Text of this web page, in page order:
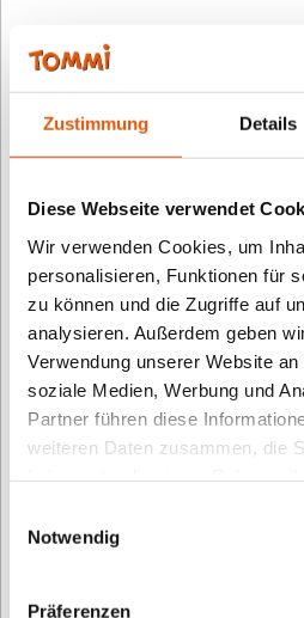
Zustimmung Details
Diese Webseite verwendet
Wir verwenden Cookies, um
personalisieren, Funktionen für
zu können und die Zugriffe auf
analysieren. Außerdem geben
Verwendung unserer Website
soziale Medien, Werbung und
Partner führen diese
weiteren Daten zusammen, die
Notwendig
Präferenzen
Hacker auf der Spur“
großem Nervenkitzel ist.
übernimmt. Erst entkommen
verschlossenen Haus, dann
bevor wir den Hacker
haben wir eine ganze Menge
Kriminalität und Sicherheit im
uns inspiriert, besser auf
zu achten und vorsichtiger
Das sagt die Fachjury:
Bundesministeriums für
behandelt das wichtige